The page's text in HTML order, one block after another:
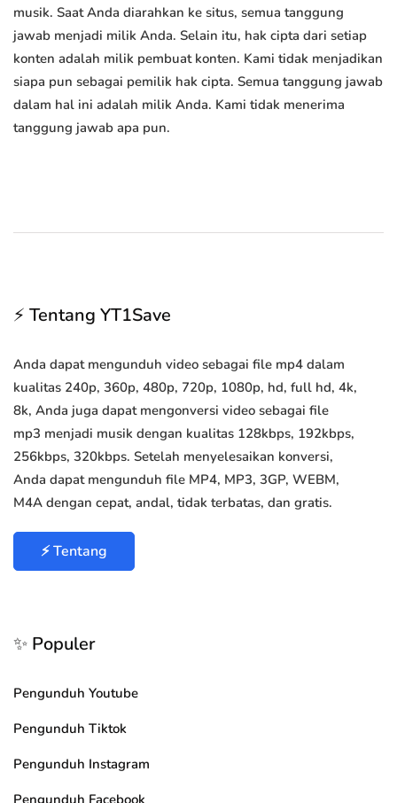
musik. Saat Anda diarahkan ke situs, semua tanggung
jawab menjadi milik Anda. Selain itu, hak cipta dari setiap
konten adalah milik pembuat konten. Kami tidak menjadikan
siapa pun sebagai pemilik hak cipta. Semua tanggung jawab
dalam hal ini adalah milik Anda. Kami tidak menerima
tanggung jawab apa pun.
⚡ Tentang YT1Save
Anda dapat mengunduh video sebagai file mp4 dalam
kualitas 240p, 360p, 480p, 720p, 1080p, hd, full hd, 4k,
8k, Anda juga dapat mengonversi video sebagai file
mp3 menjadi musik dengan kualitas 128kbps, 192kbps,
256kbps, 320kbps. Setelah menyelesaikan konversi,
Anda dapat mengunduh file MP4, MP3, 3GP, WEBM,
M4A dengan cepat, andal, tidak terbatas, dan gratis.
⚡ Tentang
✨ Populer
Pengunduh Youtube
Pengunduh Tiktok
Pengunduh Instagram